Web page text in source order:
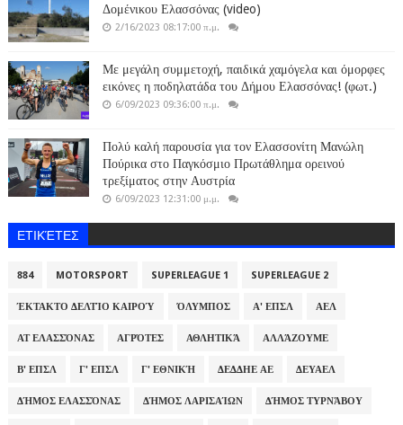
Δομένικου Ελασσόνας (video)
2/16/2023 08:17:00 π.μ.
Με μεγάλη συμμετοχή, παιδικά χαμόγελα και όμορφες
εικόνες η ποδηλατάδα του Δήμου Ελασσόνας! (φωτ.)
6/09/2023 09:36:00 π.μ.
Πολύ καλή παρουσία για τον Ελασσονίτη Μανώλη
Πούρικα στο Παγκόσμιο Πρωτάθλημα ορεινού
τρεξίματος στην Αυστρία
6/09/2023 12:31:00 μ.μ.
ΕΤΙΚΈΤΕΣ
884 MOTORSPORT SUPERLEAGUE 1 SUPERLEAGUE 2
ΈΚΤΑΚΤΟ ΔΕΛΤΊΟ ΚΑΙΡΟΎ ΌΛΥΜΠΟΣ Α' ΕΠΣΛ ΑΕΛ
ΑΤ ΕΛΑΣΣΌΝΑΣ ΑΓΡΌΤΕΣ ΑΘΛΗΤΙΚΆ ΑΛΛΆΖΟΥΜΕ
Β' ΕΠΣΛ Γ' ΕΠΣΛ Γ' ΕΘΝΙΚΉ ΔΕΔΔΗΕ ΑΕ ΔΕΥΑΕΛ
ΔΉΜΟΣ ΕΛΑΣΣΌΝΑΣ ΔΉΜΟΣ ΛΑΡΙΣΑΊΩΝ ΔΉΜΟΣ ΤΥΡΝΆΒΟΥ